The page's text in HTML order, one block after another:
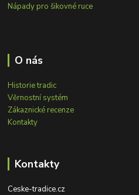
Nápady pro šikovné ruce
O nás
Historie tradic
Věrnostní systém
Zákaznické recenze
Kontakty
Kontakty
Ceske-tradice.cz